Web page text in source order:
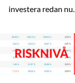
investera redan nu.